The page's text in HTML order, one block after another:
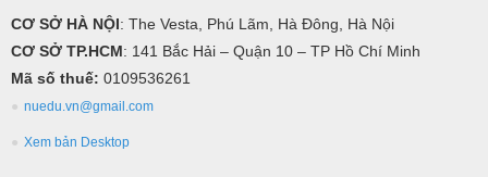
CƠ SỞ HÀ NỘI: The Vesta, Phú Lãm, Hà Đông, Hà Nội
CƠ SỞ TP.HCM: 141 Bắc Hải – Quận 10 – TP Hồ Chí Minh
Mã số thuế: 0109536261
nuedu.vn@gmail.com
Xem bản Desktop